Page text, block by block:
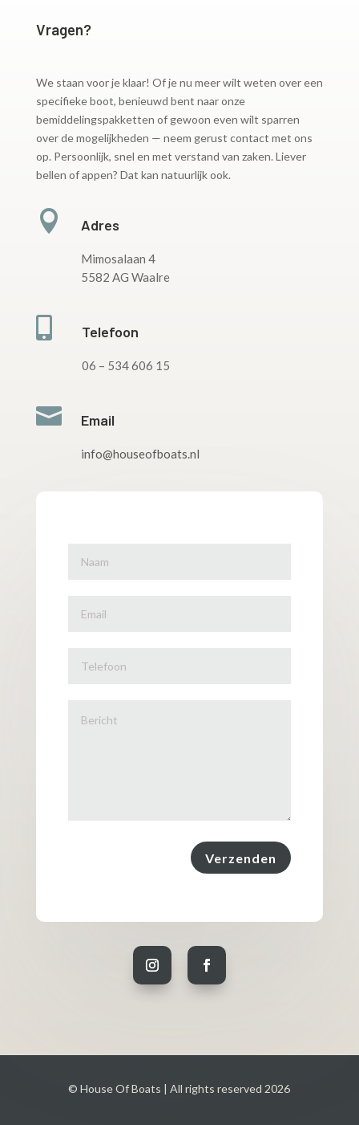
Vragen?
We staan voor je klaar! Of je nu meer wilt weten over een
specifieke boot, benieuwd bent naar onze
bemiddelingspakketten of gewoon even wilt sparren
over de mogelijkheden — neem gerust contact met ons
op. Persoonlijk, snel en met verstand van zaken. Liever
bellen of appen? Dat kan natuurlijk ook.
 Adres
Mimosalaan 4
5582 AG Waalre
 Telefoon
06 – 534 606 15
 Email
info@houseofboats.nl
Verzenden
© House Of Boats | All rights reserved 2026